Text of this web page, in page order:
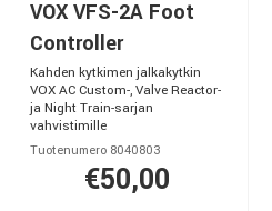
VOX VFS-2A Foot
Controller
Kahden kytkimen jalkakytkin
VOX AC Custom-, Valve Reactor-
ja Night Train-sarjan
vahvistimille
Tuotenumero 8040803
€50,00